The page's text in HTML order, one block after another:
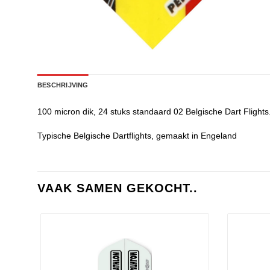
BESCHRIJVING
100 micron dik, 24 stuks standaard 02 Belgische Dart
Typische Belgische Dartflights, gemaakt in Engeland
VAAK SAMEN GEKOCHT..